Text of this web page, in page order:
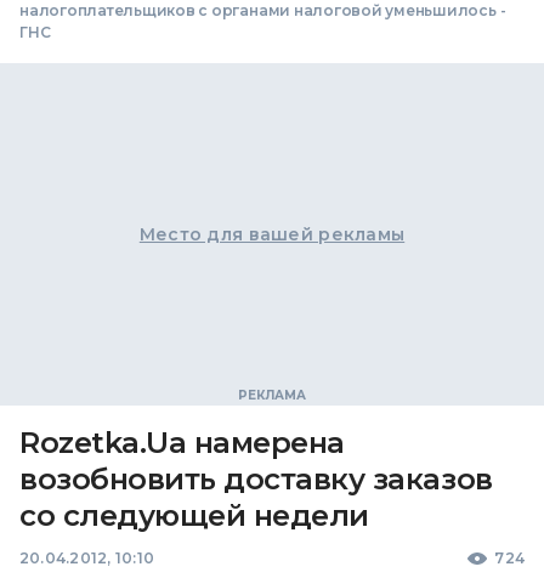
налогоплательщиков с органами налоговой уменьшилось -
ГНС
Место для вашей рекламы
Rozetka.Ua намерена
возобновить доставку заказов
со следующей недели
20.04.2012, 10:10 724